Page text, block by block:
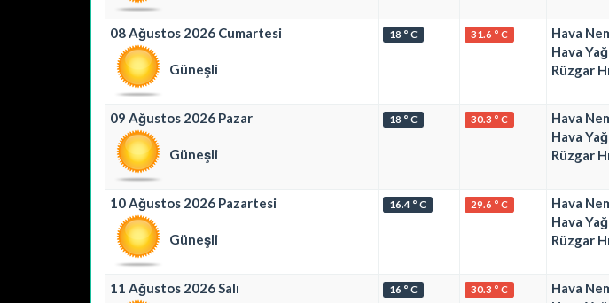
08 Ağustos 2026 Cumartesi
Güneşli
18 ° C 31.6 ° C
Hava
Hava
Rüzgar
09 Ağustos 2026 Pazar
Güneşli
18 ° C 30.3 ° C
Hava
Hava
Rüzgar
10 Ağustos 2026 Pazartesi
Güneşli
16.4 ° C 29.6 ° C
Hava
Hava
Rüzgar
11 Ağustos 2026 Salı 16 ° C 30.3 ° C
Hava